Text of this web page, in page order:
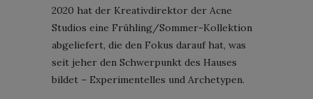
2020 hat der Kreativdirektor der Acne
Studios eine Frühling/Sommer-Kollektion
abgeliefert, die den Fokus darauf hat, was
seit jeher den Schwerpunkt des Hauses
bildet – Experimentelles und Archetypen.